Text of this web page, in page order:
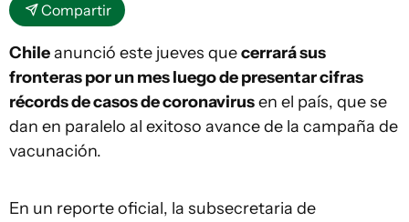
Compartir
Chileanunció este jueves quecerrará sus
fronteras por un mes luego de presentar cifras
récords de casos de coronavirusen el país, que se
dan en paralelo al exitoso avance de la campaña de
vacunación.
En un reporte oficial, la subsecretaria de